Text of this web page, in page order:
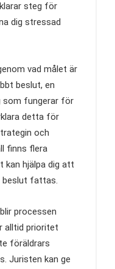
steg för
dig stressad
vad målet är
beslut, en
som fungerar för
detta för
och
finns flera
kan hjälpa dig att
beslut fattas.
processen
alltid prioritet
föräldrars
Juristen kan ge